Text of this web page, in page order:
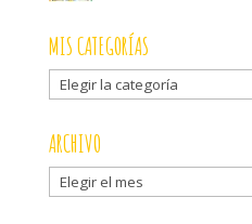
MIS CATEGORÍAS
Mis
categorías
ARCHIVO
Archivo